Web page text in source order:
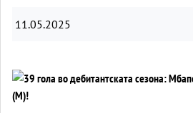
11.05.2025